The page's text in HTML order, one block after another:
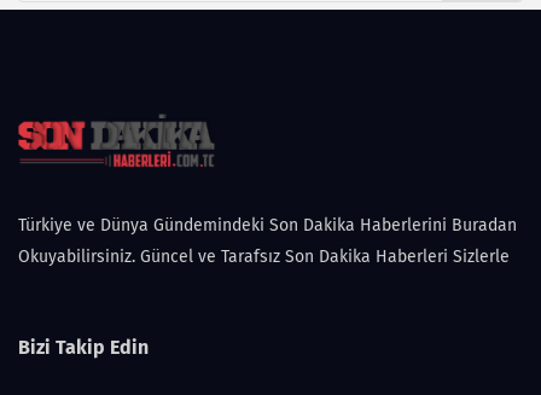
Türkiye ve Dünya Gündemindeki Son Dakika Haberlerini Buradan
Okuyabilirsiniz. Güncel ve Tarafsız Son Dakika Haberleri Sizlerle
Bizi Takip Edin